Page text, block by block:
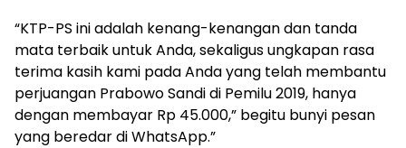
“KTP-PS ini adalah kenang-kenangan dan tanda
mata terbaik untuk Anda, sekaligus ungkapan rasa
terima kasih kami pada Anda yang telah membantu
perjuangan Prabowo Sandi di Pemilu 2019, hanya
dengan membayar Rp 45.000,” begitu bunyi pesan
yang beredar di WhatsApp.”